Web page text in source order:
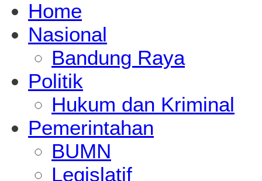
Home
Nasional
Bandung Raya
Politik
Hukum dan Kriminal
Pemerintahan
BUMN
Legislatif